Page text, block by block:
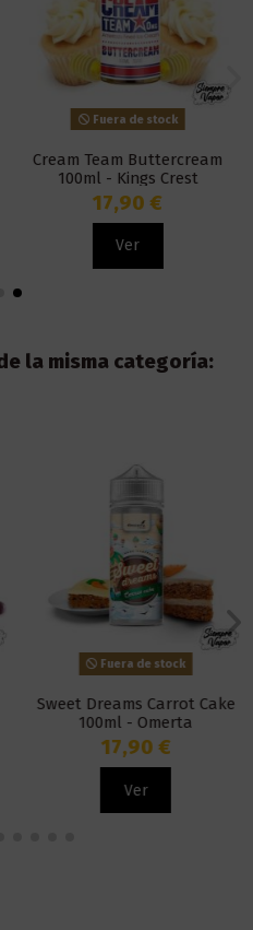
Fuera de stock
Cream Team Buttercream
100ml - Kings Crest
17,90 €
Ver
la misma categoría:
Fuera de stock
Sweet Dreams Carrot Cake
100ml - Omerta
17,90 €
Ver